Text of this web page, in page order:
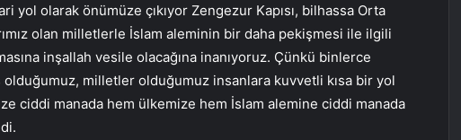
yol olarak önümüze çıkıyor Zengezur Kapısı, bilhassa Orta
olan milletlerle İslam aleminin bir daha pekişmesi ile ilgili
inşallah vesile olacağına inanıyoruz. Çünkü binlerce
milletler olduğumuz insanlara kuvvetli kısa bir yol
ciddi manada hem ülkemize hem İslam alemine ciddi manada